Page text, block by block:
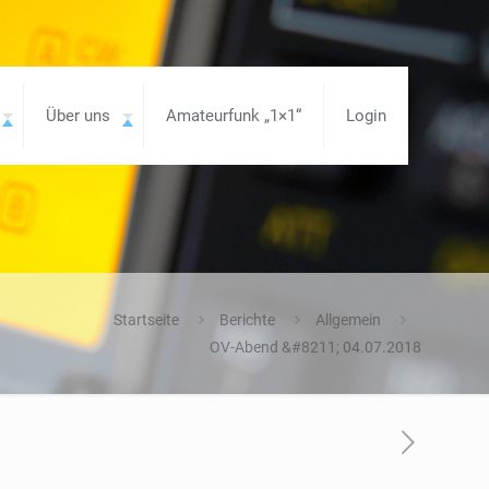
Über uns Amateurfunk „1×1“ Login
Startseite Berichte
Allgemein
OV-Abend &#8211; 04.07.2018